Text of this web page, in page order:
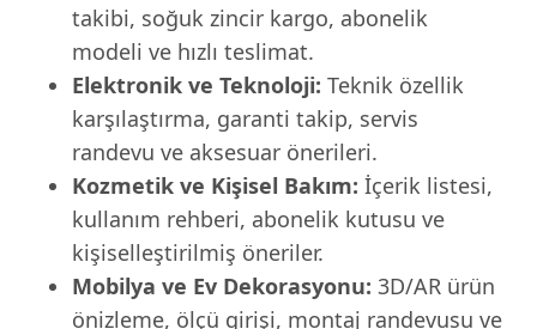
takibi, soğuk zincir kargo, abonelik
modeli ve hızlı teslimat.
Elektronik ve Teknoloji: Teknik özellik
karşılaştırma, garanti takip, servis
randevu ve aksesuar önerileri.
Kozmetik ve Kişisel Bakım: İçerik listesi,
kullanım rehberi, abonelik kutusu ve
kişiselleştirilmiş öneriler.
Mobilya ve Ev Dekorasyonu: 3D/AR ürün
önizleme, ölçü girişi, montaj randevusu ve